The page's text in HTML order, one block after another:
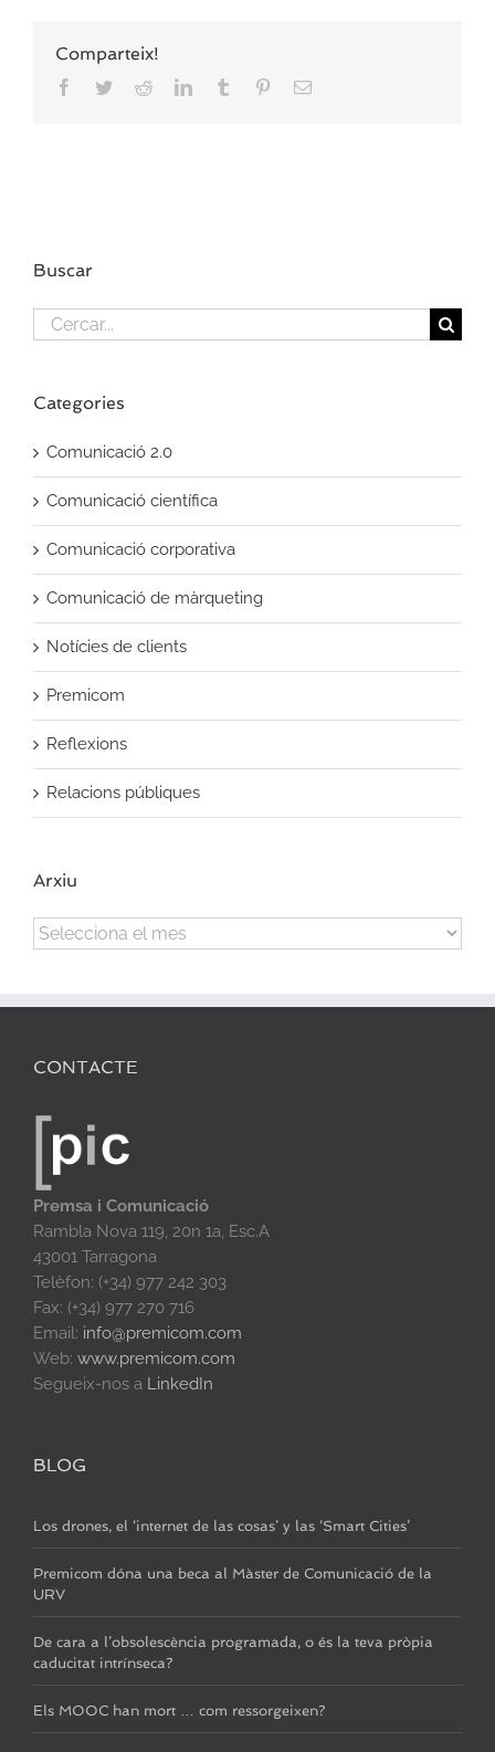
Comparteix!
Facebook
TwitterRedditLinkedInTumblr PinterestEmail
Buscar
Cercar...
Categories
Comunicació 2.0
Comunicació científica
Comunicació corporativa
Comunicació de màrqueting
Notícies de clients
Premicom
Reflexions
Relacions públiques
Arxiu
Arxiu
CONTACTE
Premsa i Comunicació
Rambla Nova 119, 20n 1a, Esc.A
43001 Tarragona
Telèfon: (+34) 977 242 303
Fax: (+34) 977 270 716
Email: info@premicom.com
Web: www.premicom.com
Segueix-nos a LinkedIn
BLOG
Los drones, el ‘internet de las cosas’ y las ‘Smart Cities’
Premicom dóna una beca al Màster de Comunicació de la
URV
De cara a l’obsolescència programada, o és la teva pròpia
caducitat intrínseca?
Els MOOC han mort … com ressorgeixen?